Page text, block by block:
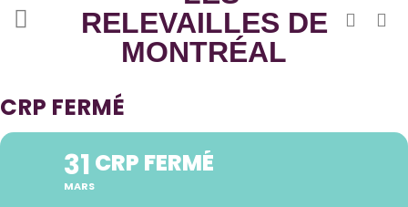
CRP FERMÉ
31
MARS
CRP FERMÉ